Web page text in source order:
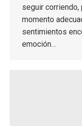
seguir
momento
sentimientos
emoción…